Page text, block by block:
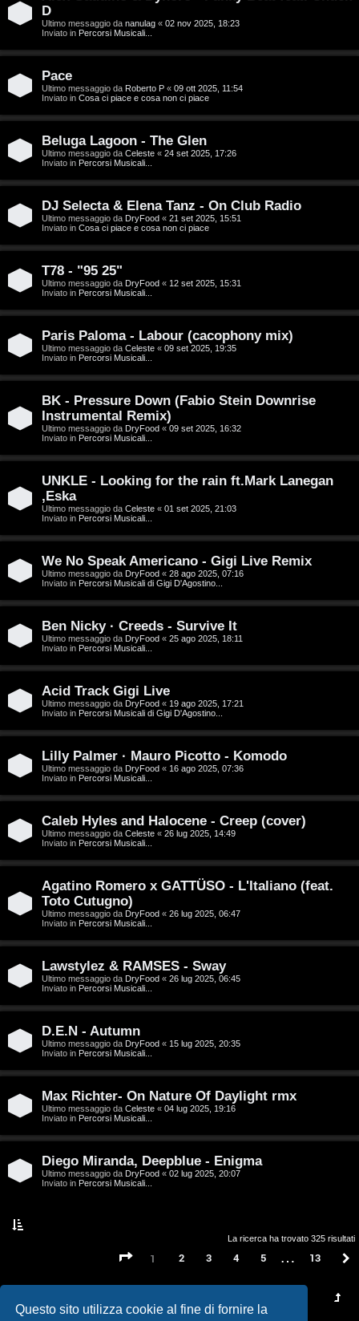
Questo sito utilizza cookie al fine di fornire la
p
o
s
t
a
A
r
g
o
m
e
n
t
i
a
t
t
v
i
C
e
r
c
a
F
A
Q
D
Ultimo messaggio da nanulag « 02 nov 2025, 18:23
Inviato in Percorsi Musicali...
Pace
Ultimo messaggio da Roberto P « 09 ott 2025, 11:54
Inviato in Cosa ci piace e cosa non ci piace
Beluga Lagoon - The Glen
Ultimo messaggio da Celeste « 24 set 2025, 17:26
Inviato in Percorsi Musicali...
DJ Selecta & Elena Tanz - On Club Radio
Ultimo messaggio da DryFood « 21 set 2025, 15:51
Inviato in Cosa ci piace e cosa non ci piace
T78 - "95 25"
Ultimo messaggio da DryFood « 12 set 2025, 15:31
Inviato in Percorsi Musicali...
Paris Paloma - Labour (cacophony mix)
Ultimo messaggio da Celeste « 09 set 2025, 19:35
Inviato in Percorsi Musicali...
BK - Pressure Down (Fabio Stein Downrise
Instrumental Remix)
Ultimo messaggio da DryFood « 09 set 2025, 16:32
Inviato in Percorsi Musicali...
UNKLE - Looking for the rain ft.Mark Lanegan
,Eska
Ultimo messaggio da Celeste « 01 set 2025, 21:03
Inviato in Percorsi Musicali...
We No Speak Americano - Gigi Live Remix
Ultimo messaggio da DryFood « 28 ago 2025, 07:16
Inviato in Percorsi Musicali di Gigi D'Agostino...
Ben Nicky · Creeds - Survive It
Ultimo messaggio da DryFood « 25 ago 2025, 18:11
Inviato in Percorsi Musicali...
Acid Track Gigi Live
Ultimo messaggio da DryFood « 19 ago 2025, 17:21
Inviato in Percorsi Musicali di Gigi D'Agostino...
Lilly Palmer · Mauro Picotto - Komodo
Ultimo messaggio da DryFood « 16 ago 2025, 07:36
Inviato in Percorsi Musicali...
Caleb Hyles and Halocene - Creep (cover)
Ultimo messaggio da Celeste « 26 lug 2025, 14:49
Inviato in Percorsi Musicali...
Agatino Romero x GATTÜSO - L'Italiano (feat.
Toto Cutugno)
Ultimo messaggio da DryFood « 26 lug 2025, 06:47
Inviato in Percorsi Musicali...
Lawstylez & RAMSES - Sway
Ultimo messaggio da DryFood « 26 lug 2025, 06:45
Inviato in Percorsi Musicali...
D.E.N - Autumn
Ultimo messaggio da DryFood « 15 lug 2025, 20:35
Inviato in Percorsi Musicali...
Max Richter- On Nature Of Daylight rmx
Ultimo messaggio da Celeste « 04 lug 2025, 19:16
Inviato in Percorsi Musicali...
Diego Miranda, Deepblue - Enigma
Ultimo messaggio da DryFood « 02 lug 2025, 20:07
Inviato in Percorsi Musicali...
La ricerca ha trovato 325 risultati
Pagina di
1 2 3 4 5 … 13
g
o
s
t
i
n
o
i
n
T
o
u
r
u
s
c
a
:
C
D
/
V
i
n
i
l
i
/
D
g
i
t
a
S
t
o
r
e
:
G